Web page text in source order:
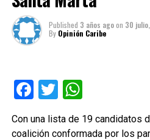
Published 3 años agoon 30
By Opinión Caribe
Facebook
Twitter
Con una lista de 19 candidatos
coalición conformada por los